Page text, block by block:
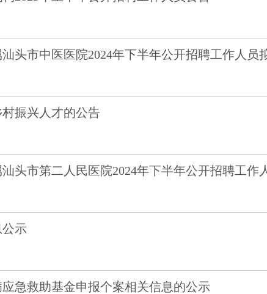
头市中医医院2024年下半年公开招聘工作人员
振兴人才的公告
头市第二人民医院2024年下半年公开招聘工
公示
急救助基金申报个案相关信息的公示